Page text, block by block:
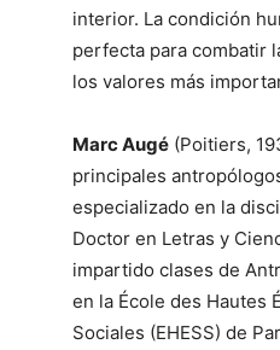
interior. La condición
perfecta para combatir
los valores más
Marc Augé (Poitiers,
principales
especializado en la
Doctor en Letras y
impartido clases de
en la École des Hautes
Sociales (EHESS) de